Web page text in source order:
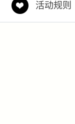
活动规则